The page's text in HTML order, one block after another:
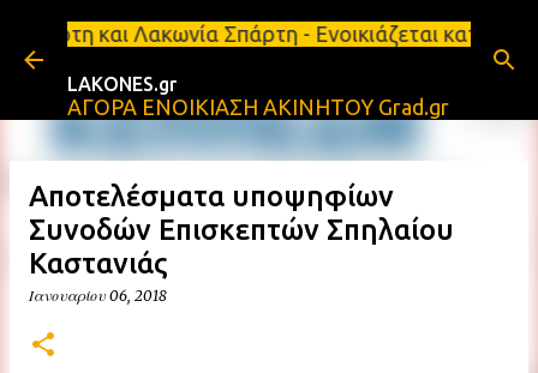
Μετάβαση στο κύριο περιεχόμενο
Σπάρτη - Ενοικιάζεται κατάστημα 134
LAKONES.gr
ΑΓΟΡΑ ΕΝΟΙΚΙΑΣΗ ΑΚΙΝΗΤΟΥ Grad.gr
Αποτελέσματα υποψηφίων
Συνοδών Επισκεπτών Σπηλαίου
Καστανιάς
Ιανουαρίου 06, 2018